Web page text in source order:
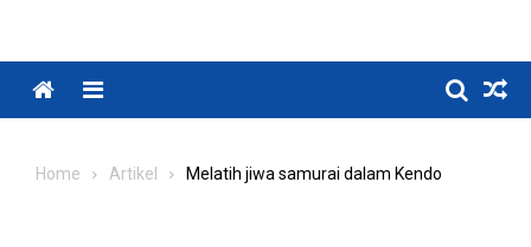
Menu
Home Artikel Melatih jiwa samurai dalam Kendo